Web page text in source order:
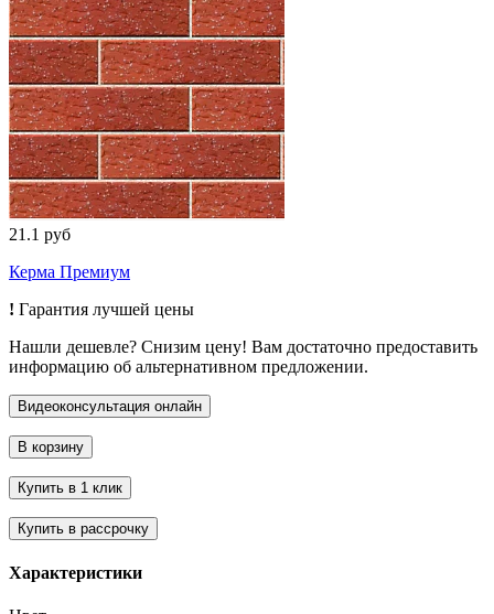
21.1 руб
Керма Премиум
! Гарантия лучшей цены
Нашли дешевле? Снизим цену! Вам достаточно предоставить
информацию об альтернативном предложении.
Характеристики